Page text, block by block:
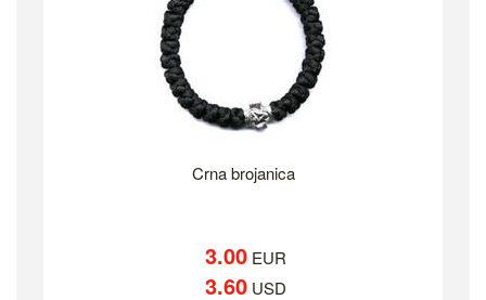
Crna brojanica
3.00 EUR
3.60 USD